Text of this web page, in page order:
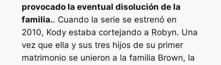
provocado la eventual disolución de la
familia.. Cuando la serie se estrenó en
2010, Kody estaba cortejando a Robyn. Una
vez que ella y sus tres hijos de su primer
matrimonio se unieron a la familia Brown, la